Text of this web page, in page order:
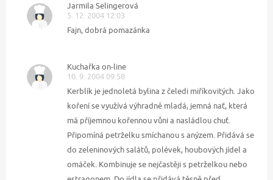
Jarmila Selingerová
5. 12. 2004 12:03
Fajn, dobrá pomazánka
Kuchařka on-line
10. 9. 2004 09:58
Kerblík je jednoletá bylina z čeledi miříkovitých. Jako
koření se využívá výhradně mladá, jemná nať, která
má příjemnou kořennou vůni a nasládlou chuť.
Připomíná petrželku smíchanou s anýzem. Přidává se
do zeleninových salátů, polévek, houbových jídel a
omáček. Kombinuje se nejčastěji s petrželkou nebo